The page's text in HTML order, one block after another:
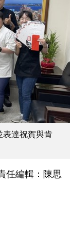
表達祝賀與肯
任編輯：陳思